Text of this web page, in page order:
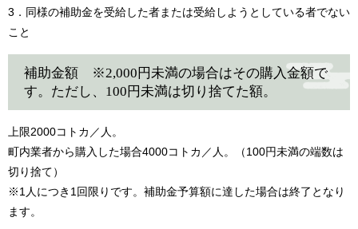
3．同様の補助金を受給した者または受給しようとしている者でない
こと
補助金額 ※2,000円未満の場合はその購入金額で
す。ただし、100円未満は切り捨てた額。
上限2000コトカ／人。
町内業者から購入した場合4000コトカ／人。（100円未満の端数は
切り捨て）
※1人につき1回限りです。補助金予算額に達した場合は終了となり
ます。